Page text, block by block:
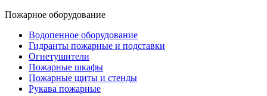
Пожарное оборудование
Водопенное оборудование
Гидранты пожарные и подставки
Огнетушители
Пожарные шкафы
Пожарные щиты и стенды
Рукава пожарные